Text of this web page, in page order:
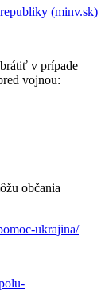
(minv.sk)
v prípade
vojnou:
občania
ukrajina/